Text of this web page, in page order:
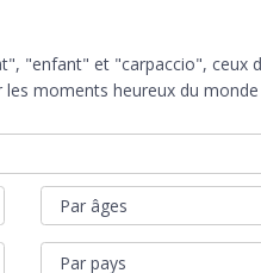
"enfant" et "carpaccio", ceux
moments heureux du